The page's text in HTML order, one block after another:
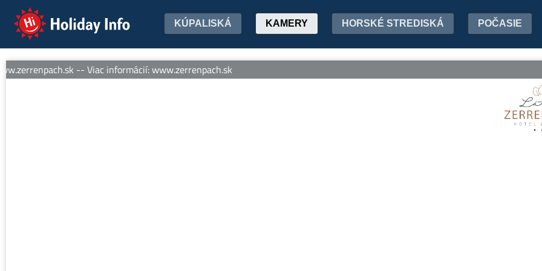
Holiday Info KÚPALISKÁ KAMERY HORSKÉ STREDISKÁ POČASIE
-- Viac informácií: www.zerrenpach.sk